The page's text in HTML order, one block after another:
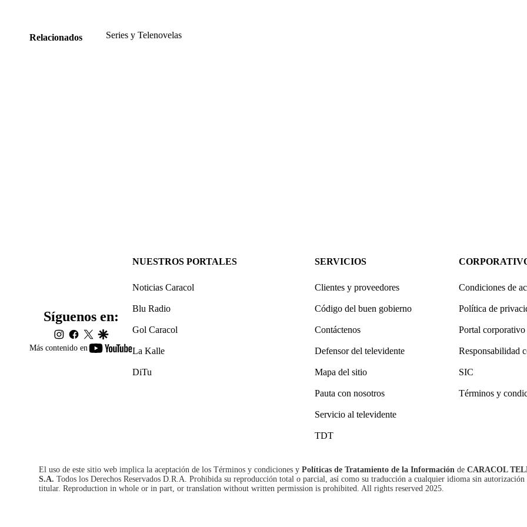
Relacionados Series y Telenovelas
Más contenido en
youtube-
Síguenos en:
instagram
facebook
twittergoogle
NUESTROS PORTALES
Noticias Caracol
Blu Radio
Gol Caracol
La Kalle
DiTu
SERVICIOS
Clientes y proveedores
Código del buen gobierno
Contáctenos
Defensor del televidente
Mapa del sitio
Pauta con nosotros
Servicio al televidente
TDT
Condiciones de
Política de
Portal corporativo
Responsabilidad
SIC
Términos y
El uso de este sitio web implica la aceptación de los Términos y condiciones y Políticas de Tratamiento de la Información de CARACOL
S.A. Todos los Derechos Reservados D.R.A. Prohibida su reproducción total o parcial, así como su traducción a cualquier idioma sin autorización
titular. Reproduction in whole or in part, or translation without written permission is prohibited. All rights reserved 2025.